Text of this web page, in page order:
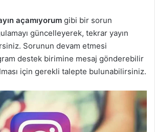
açamıyorum gibi bir sorun
güncelleyerek, tekrar yayın
Sorunun devam etmesi
destek birimine mesaj gönderebilir
için gerekli talepte bulunabilirsiniz.